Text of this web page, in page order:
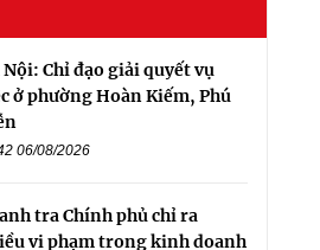
Nội: Chỉ đạo giải quyết vụ
ở phường Hoàn Kiếm, Phú
06/08/2026
tra Chính phủ chỉ ra
vi phạm trong kinh doanh